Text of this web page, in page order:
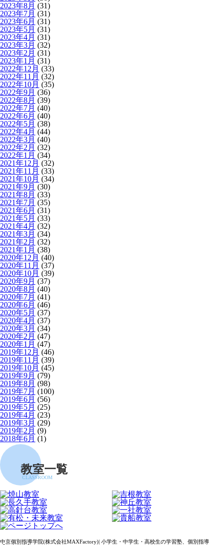
2023年8月 (31)
2023年7月 (31)
2023年6月 (31)
2023年5月 (31)
2023年4月 (31)
2023年3月 (32)
2023年2月 (31)
2023年1月 (31)
2022年12月 (33)
2022年11月 (32)
2022年10月 (35)
2022年9月 (36)
2022年8月 (39)
2022年7月 (40)
2022年6月 (40)
2022年5月 (38)
2022年4月 (44)
2022年3月 (40)
2022年2月 (32)
2022年1月 (34)
2021年12月 (32)
2021年11月 (33)
2021年10月 (34)
2021年9月 (30)
2021年8月 (33)
2021年7月 (35)
2021年6月 (31)
2021年5月 (33)
2021年4月 (32)
2021年3月 (34)
2021年2月 (32)
2021年1月 (38)
2020年12月 (40)
2020年11月 (37)
2020年10月 (39)
2020年9月 (37)
2020年8月 (40)
2020年7月 (41)
2020年6月 (46)
2020年5月 (37)
2020年4月 (37)
2020年3月 (34)
2020年2月 (47)
2020年1月 (47)
2019年12月 (46)
2019年11月 (39)
2019年10月 (45)
2019年9月 (79)
2019年8月 (98)
2019年7月 (100)
2019年6月 (56)
2019年5月 (25)
2019年4月 (23)
2019年3月 (29)
2019年2月 (9)
2018年6月 (1)
教室一覧
CLASSROOM
中京個別指導学院(株式会社MAXFactory)| 小学生・中学生・高校生の学習塾、個別指導